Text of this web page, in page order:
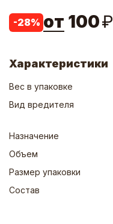
-28% от 100₽
Характеристики
Вес в упаковке
Вид вредителя
Назначение
Объем
Размер упаковки
Состав